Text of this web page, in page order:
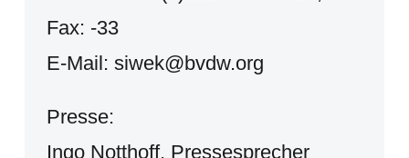
Fax: -33
E-Mail: siwek@bvdw.org
Presse:
Ingo Notthoff, Pressesprecher